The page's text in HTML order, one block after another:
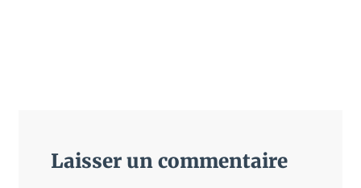
Laisser un commentaire